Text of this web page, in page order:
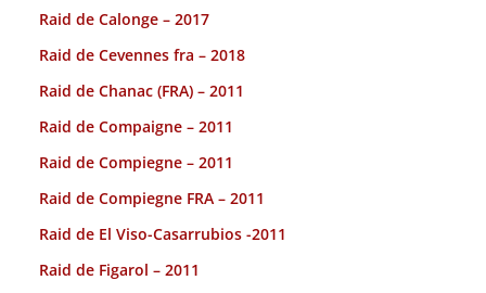
Raid de Calonge – 2017
Raid de Cevennes fra – 2018
Raid de Chanac (FRA) – 2011
Raid de Compaigne – 2011
Raid de Compiegne – 2011
Raid de Compiegne FRA – 2011
Raid de El Viso-Casarrubios -2011
Raid de Figarol – 2011